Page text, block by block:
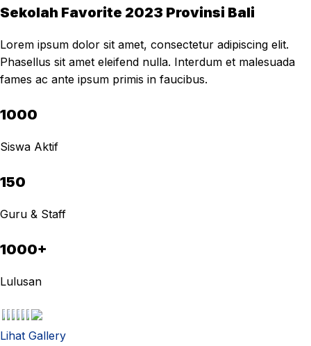
Sekolah Favorite 2023 Provinsi Bali
Lorem ipsum dolor sit amet, consectetur adipiscing elit.
Phasellus sit amet eleifend nulla. Interdum et malesuada
fames ac ante ipsum primis in faucibus.
1000
Siswa Aktif
150
Guru & Staff
1000+
Lulusan
Lihat Gallery